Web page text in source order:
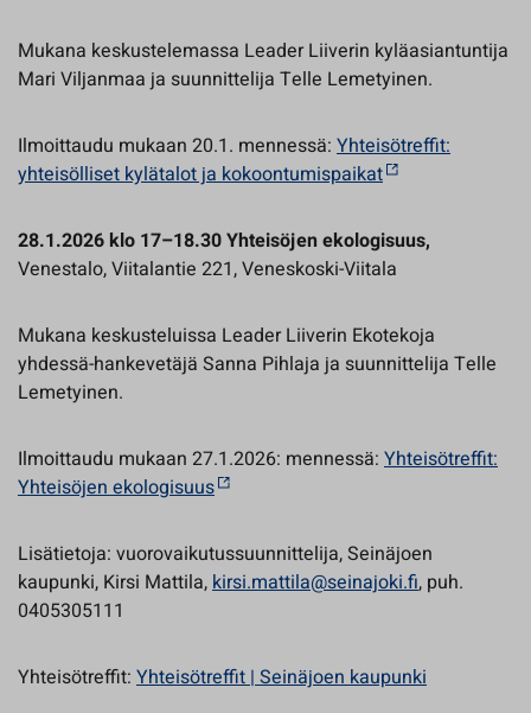
Mukana keskustelemassa Leader Liiverin kyläasiantuntija
Mari Viljanmaa ja suunnittelija Telle Lemetyinen.
Ilmoittaudu mukaan 20.1. mennessä: Yhteisötreffit:
yhteisölliset kylätalot ja kokoontumispaikat
28.1.2026 klo 17–18.30 Yhteisöjen ekologisuus,
Venestalo, Viitalantie 221, Veneskoski-Viitala
Mukana keskusteluissa Leader Liiverin Ekotekoja
yhdessä-hankevetäjä Sanna Pihlaja ja suunnittelija Telle
Lemetyinen.
Ilmoittaudu mukaan 27.1.2026: mennessä: Yhteisötreffit:
Yhteisöjen ekologisuus
Lisätietoja: vuorovaikutussuunnittelija, Seinäjoen
kaupunki, Kirsi Mattila,kirsi.mattila@seinajoki.fi, puh.
0405305111
Yhteisötreffit: Yhteisötreffit | Seinäjoen kaupunki